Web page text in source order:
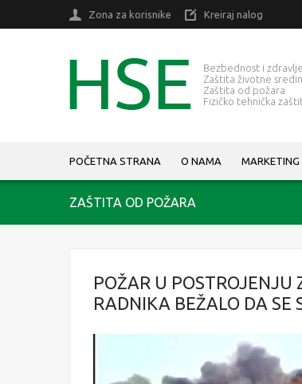
Zona za korisnike Kreiraj nalog
Bezbednost i
Zaštita životne
Zaštita od požara
Fizičko tehnička
POČETNA STRANA O NAMA MARKETING
ZAŠTITA OD POŽARA
POŽAR U
RADNIKA BEŽALO DA SE